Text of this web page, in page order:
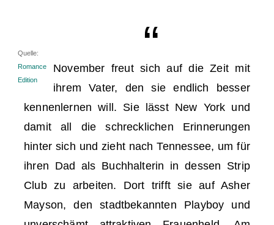
Quelle:
Romance
Edition
November freut sich auf die Zeit mit
ihrem Vater, den sie endlich besser
kennenlernen will. Sie lässt New York und
damit all die schrecklichen Erinnerungen
hinter sich und zieht nach Tennessee, um für
ihren Dad als Buchhalterin in dessen Strip
Club zu arbeiten. Dort trifft sie auf Asher
Mayson, den stadtbekannten Playboy und